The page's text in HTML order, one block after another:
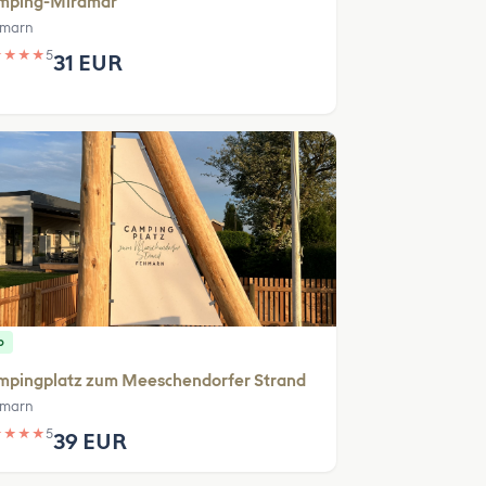
★ ★ ★531 EUR
zum Meeschendorfer Strand
★ ★ ★539 EUR